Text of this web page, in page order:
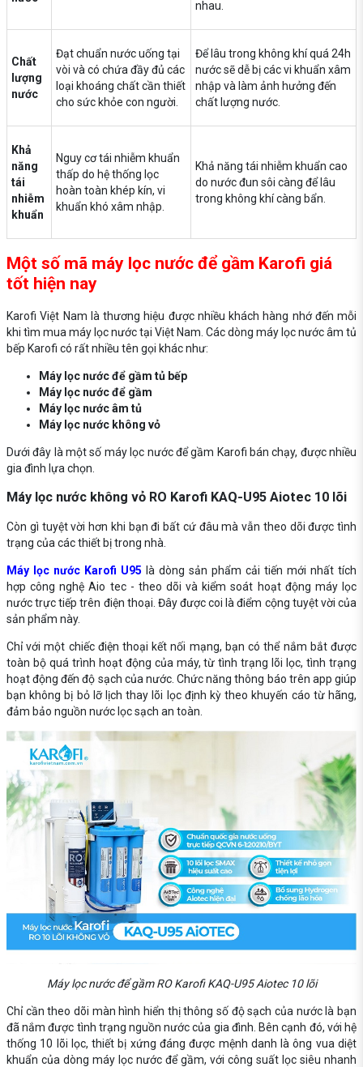
nhau.
Chất
lượng
nước
Đạt chuẩn nước uống tại
vòi và có chứa đầy đủ các
loại khoáng chất cần thiết
cho sức khỏe con người.
Để lâu trong không khí quá 24h
nước sẽ dễ bị các vi khuẩn xâm
nhập và làm ảnh hưởng đến
chất lượng nước.
Khả
năng
tái
nhiễm
khuẩn
Nguy cơ tái nhiễm khuẩn
thấp do hệ thống lọc
hoàn toàn khép kín, vi
khuẩn khó xâm nhập.
Khả năng tái nhiễm khuẩn cao
do nước đun sôi càng để lâu
trong không khí càng bẩn.
Một số mã máy lọc nước để gầm Karofi giá
tốt hiện nay
Karofi Việt Nam là thương hiệu được nhiều khách hàng nhớ đến mỗi
khi tìm mua máy lọc nước tại Việt Nam. Các dòng máy lọc nước âm tủ
bếp Karofi có rất nhiều tên gọi khác như:
Máy lọc nước để gầm tủ bếp
Máy lọc nước để gầm
Máy lọc nước âm tủ
Máy lọc nước không vỏ
Dưới đây là một số máy lọc nước để gầm Karofi bán chạy, được nhiều
gia đình lựa chọn.
Máy lọc nước không vỏ RO Karofi KAQ-U95 Aiotec 10 lõi
Còn gì tuyệt vời hơn khi bạn đi bất cứ đâu mà vẫn theo dõi được tình
trạng của các thiết bị trong nhà.
Máy lọc nước Karofi U95 là dòng sản phẩm cải tiến mới nhất tích
hợp công nghệ Aio tec - theo dõi và kiểm soát hoạt động máy lọc
nước trực tiếp trên điện thoại. Đây được coi là điểm cộng tuyệt vời của
sản phẩm này.
Chỉ với một chiếc điện thoại kết nối mạng, bạn có thể nắm bắt được
toàn bộ quá trình hoạt động của máy, từ tình trạng lõi lọc, tình trạng
hoạt động đến độ sạch của nước. Chức năng thông báo trên app giúp
bạn không bị bỏ lỡ lịch thay lõi lọc định kỳ theo khuyến cáo từ hãng,
đảm bảo nguồn nước lọc sạch an toàn.
Máy lọc nước để gầm RO Karofi KAQ-U95 Aiotec 10 lõi
Chỉ cần theo dõi màn hình hiển thị thông số độ sạch của nước là bạn
đã nắm được tình trạng nguồn nước của gia đình. Bên cạnh đó, với hệ
thống 10 lõi lọc, thiết bị xứng đáng được mệnh danh là ông vua diệt
khuẩn của dòng máy lọc nước để gầm, với công suất lọc siêu nhanh